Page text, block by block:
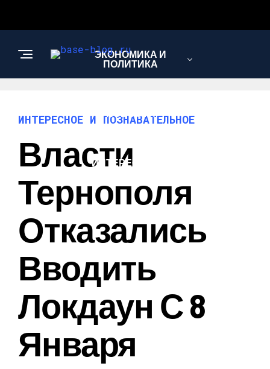
ЭКОНОМИКА И
ПОЛИТИКА
НОВОСТИ
ИНТЕРЕСНОЕ И
ИНТЕРЕСНОЕ И ПОЗНАВАТЕЛЬНОЕ
Власти
Тернополя
Отказались
Вводить
Локдаун С 8
Января